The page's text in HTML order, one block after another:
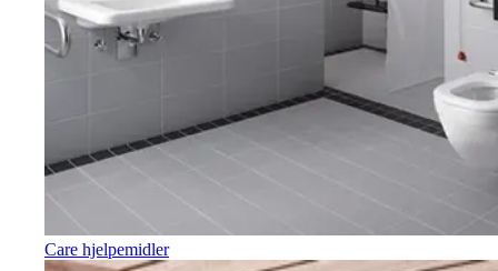
Care hjelpemidler